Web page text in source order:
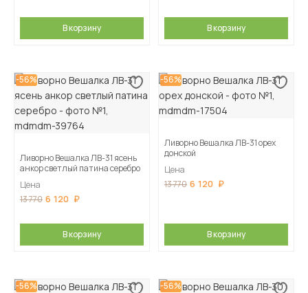
В корзину В корзину
-56%
Ливорно Вешалка ЛВ-31 ясень
анкор светлый патина серебро
Цена
13 770 6 120
В корзину
-56%
Ливорно Вешалка ЛВ-31 орех
донской
Цена
13 770 6 120
В корзину
-56% -56%